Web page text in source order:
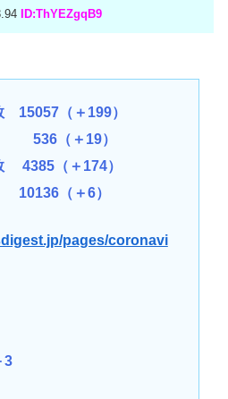
ID:ThYEZgqB9
15057（＋199）
536（＋19）
4385（＋174）
（＋6）
pages/coronavi
3